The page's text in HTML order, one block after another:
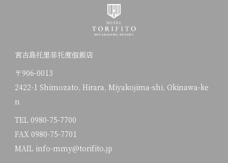
宮古島托里菲托度假飯店
〒906-0013
2422-1 Shimozato, Hirara, Miyakojima-shi, Okinawa-ke
n
TEL 0980-75-7700
FAX 0980-75-7701
MAIL info-mmy@torifito.jp